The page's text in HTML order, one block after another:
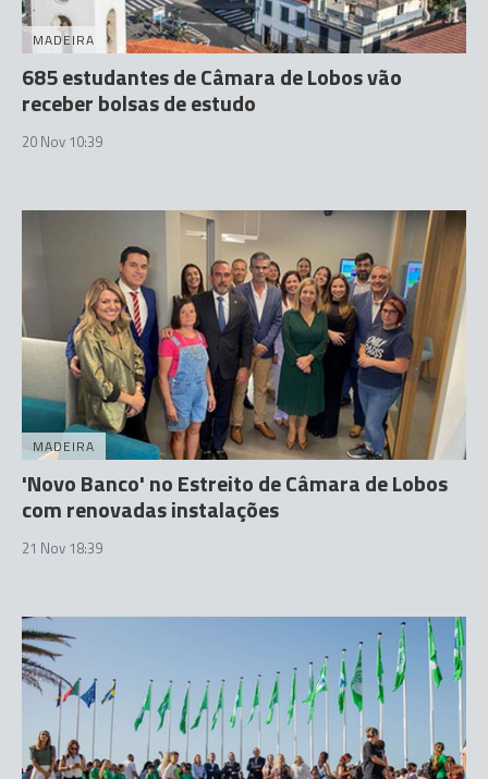
MADEIRA
685 estudantes de Câmara de Lobos vão
receber bolsas de estudo
20 Nov 10:39
MADEIRA
'Novo Banco' no Estreito de Câmara de Lobos
com renovadas instalações
21 Nov 18:39